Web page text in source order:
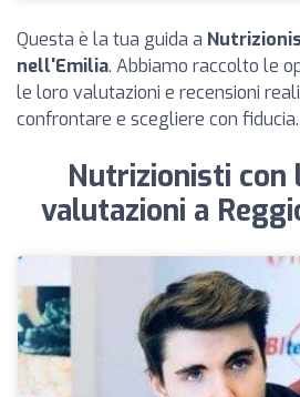
Questa è la tua guida a
nell'Emilia. Abbiamo raccolto le
le loro valutazioni e recensioni
confrontare e scegliere con fiducia.
Nutrizionisti con
valutazioni a